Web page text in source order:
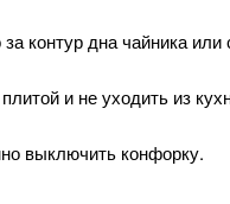
контур дна чайника или
и не уходить из
выключить конфорку.